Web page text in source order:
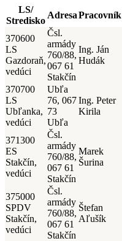
LS/
Stredisko
AdresaPracovník
370600
LS
Gazdoraň,
vedúci
Čsl.
armády
760/88,
067 61
Stakčín
Ing. Ján
Hudák
370700
LS
Ubľanka,
vedúci
Ubľa
76, 067
73
Ubľa
Ing. Peter
Kirila
371300
ES
Stakčín,
vedúci
Čsl.
armády
760/88,
067 61
Stakčín
Marek
Šurina
375000
SPDV
Stakčín,
vedúci
Čsl.
armády
760/88,
067 61
Stakčín
Štefan
Aľušík